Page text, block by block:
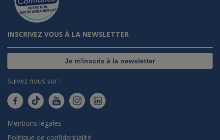
INSCRIVEZ VOUS À LA NEWSLETTER
Je m'inscris à la newsletter
Suivez nous sur :
Mentions légales
Politique de confidentialité